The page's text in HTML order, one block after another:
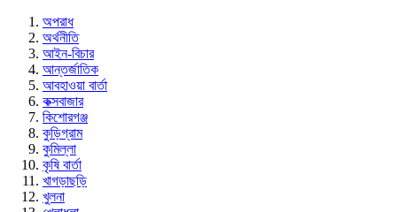
অপরাধ
অর্থনীতি
আইন-বিচার
আন্তর্জাতিক
আবহাওয়া বার্তা
কক্সবাজার
কিশোরগঞ্জ
কুড়িগ্রাম
কুমিল্লা
কৃষি বার্তা
খাগড়াছড়ি
খুলনা